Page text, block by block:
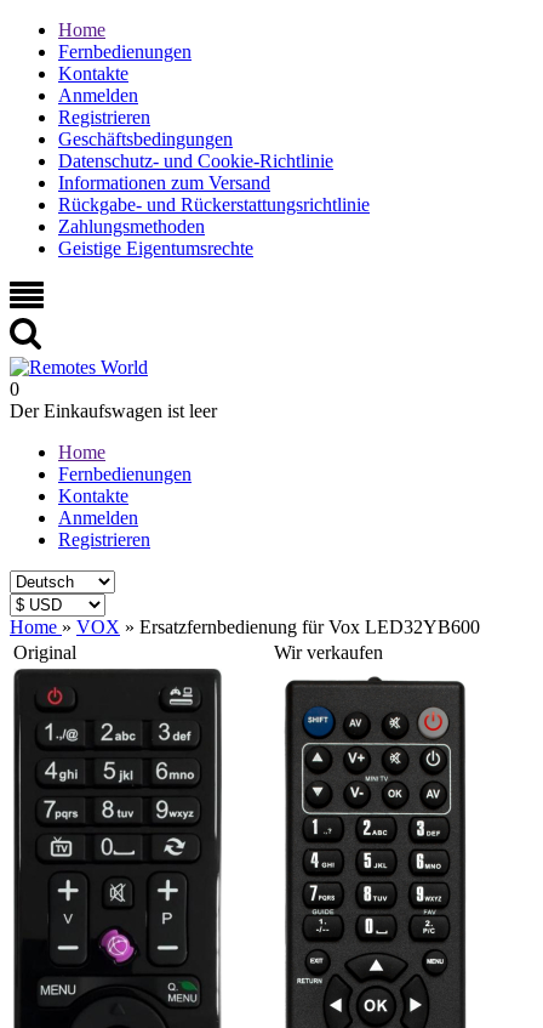
Home
Fernbedienungen
Kontakte
Anmelden
Registrieren
Geschäftsbedingungen
Datenschutz- und Cookie-Richtlinie
Informationen zum Versand
Rückgabe- und Rückerstattungsrichtlinie
Zahlungsmethoden
Geistige Eigentumsrechte
0
Der Einkaufswagen ist leer
Home
Fernbedienungen
Kontakte
Anmelden
Registrieren
Home » VOX » Ersatzfernbedienung für Vox LED32YB600
Original
Wir verkaufen